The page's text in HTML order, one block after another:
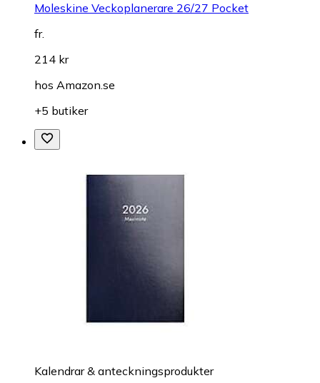
Moleskine Veckoplanerare 26/27 Pocket
fr.
214 kr
hos Amazon.se
+5 butiker
Kalendrar & anteckningsprodukter